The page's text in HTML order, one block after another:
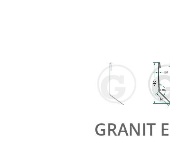
GRANIT